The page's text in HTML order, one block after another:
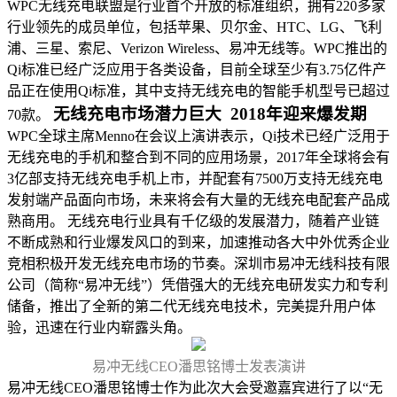
WPC无线充电联盟是行业首个开放的标准组织，拥有220多家
行业领先的成员单位，包括苹果、贝尔金、HTC、LG、飞利
浦、三星、索尼、Verizon Wireless、易冲无线等。WPC推出的
Qi标准已经广泛应用于各类设备，目前全球至少有3.75亿件产
品正在使用Qi标准，其中支持无线充电的智能手机型号已超过
70款。 无线充电市场潜力巨大 2018年迎来爆发期
WPC全球主席Menno在会议上演讲表示，Qi技术已经广泛用于
无线充电的手机和整合到不同的应用场景，2017年全球将会有
3亿部支持无线充电手机上市，并配套有7500万支持无线充电
发射端产品面向市场，未来将会有大量的无线充电配套产品成
熟商用。 无线充电行业具有千亿级的发展潜力，随着产业链
不断成熟和行业爆发风口的到来，加速推动各大中外优秀企业
竞相积极开发无线充电市场的节奏。深圳市易冲无线科技有限
公司（简称“易冲无线”）凭借强大的无线充电研发实力和专利
储备，推出了全新的第二代无线充电技术，完美提升用户体
验，迅速在行业内崭露头角。
易冲无线CEO潘思铭博士发表演讲
易冲无线CEO潘思铭博士作为此次大会受邀嘉宾进行了以“无